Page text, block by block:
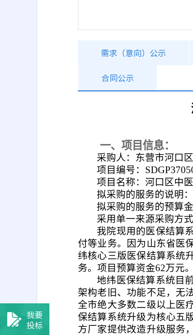
需求（意向）公示
合同公示
一、项目信息：
采购人：东营市河口
项目编号：
项目名称：河口区中
拟采购的服务的说明
拟采购的服务的预算
采用单一来源采购方
我院现用的医保结算
付等业务。因为山东省医
纬核心三版医保结算系统
务。项目预算资金62万元。
地纬医保结算系统目
架构老旧、功能不足，无
全市绝大多数二级以上医
保结算系统升级为核心五
方厂家提供改造升级服务
我要
投标